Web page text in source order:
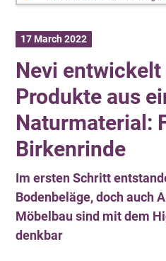
17 March 2022
Nevi entwickelt
Produkte aus
Naturmaterial:
Birkenrinde
Im ersten Schritt
Bodenbeläge, doch auch
Möbelbau sind mit dem
denkbar